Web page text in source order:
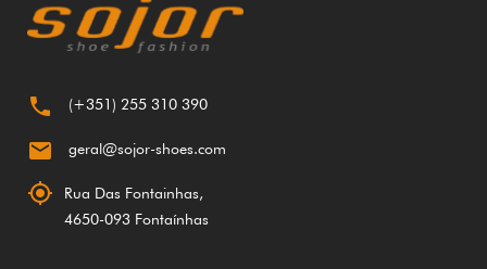
 (+351) 255 310 390
 geral@sojor-shoes.com

Rua Das Fontainhas,
4650-093 Fontaínhas